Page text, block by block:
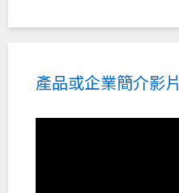
產品或企業簡介影片